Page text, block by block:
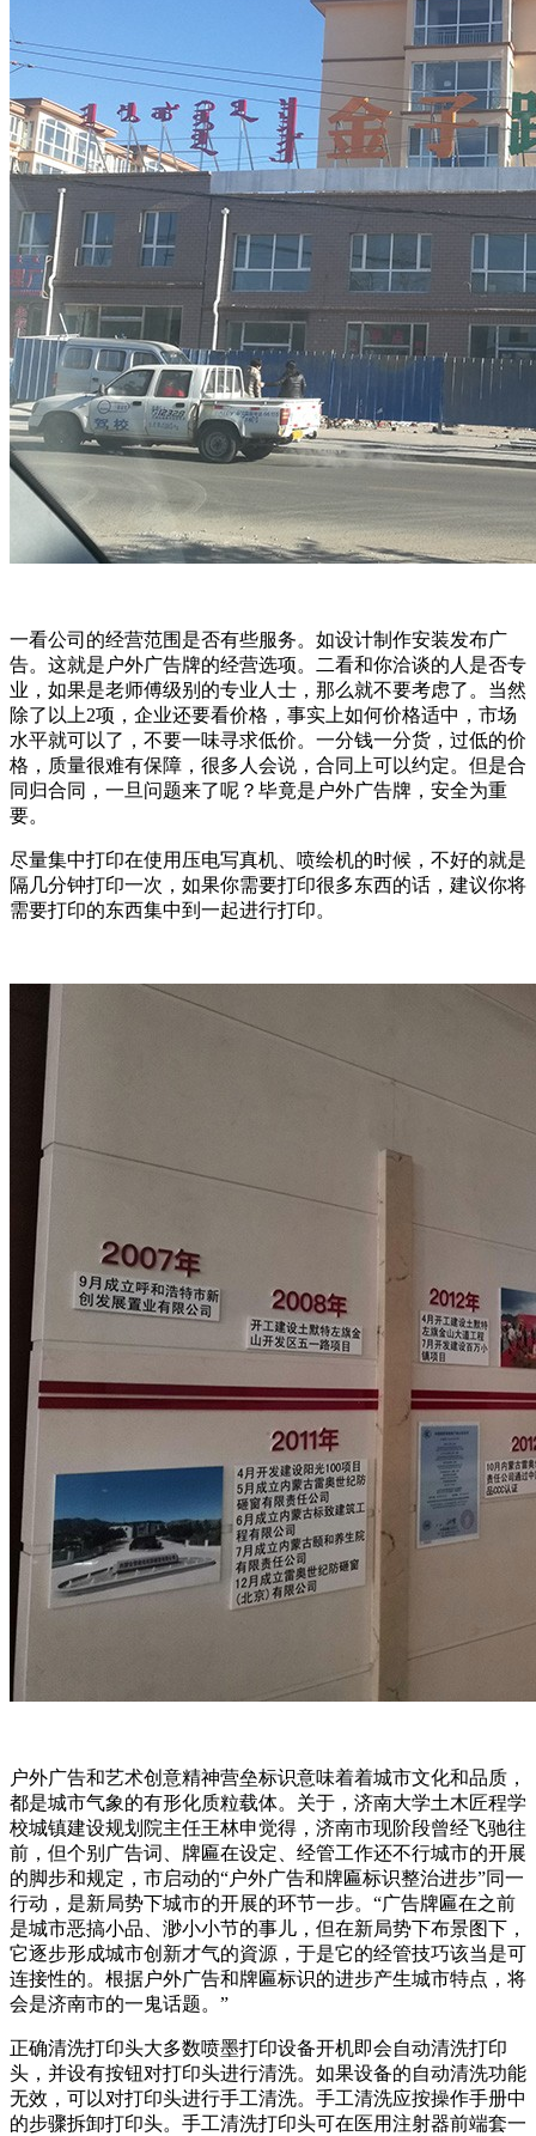
一看公司的经营范围是否有些服务。如设计制作安装发布广
告。这就是户外广告牌的经营选项。二看和你洽谈的人是否专
业，如果是老师傅级别的专业人士，那么就不要考虑了。当然
除了以上2项，企业还要看价格，事实上如何价格适中，市场
水平就可以了，不要一味寻求低价。一分钱一分货，过低的价
格，质量很难有保障，很多人会说，合同上可以约定。但是合
同归合同，一旦问题来了呢？毕竟是户外广告牌，安全为重
要。
尽量集中打印在使用压电写真机、喷绘机的时候，不好的就是
隔几分钟打印一次，如果你需要打印很多东西的话，建议你将
需要打印的东西集中到一起进行打印。
户外广告和艺术创意精神营垒标识意味着着城市文化和品质，
都是城市气象的有形化质粒载体。关于，济南大学土木匠程学
校城镇建设规划院主任王林申觉得，济南市现阶段曾经飞驰往
前，但个别广告词、牌匾在设定、经管工作还不行城市的开展
的脚步和规定，市启动的“户外广告和牌匾标识整治进步”同一
行动，是新局势下城市的开展的环节一步。“广告牌匾在之前
是城市恶搞小品、渺小小节的事儿，但在新局势下布景图下，
它逐步形成城市创新才气的資源，于是它的经管技巧该当是可
连接性的。根据户外广告和牌匾标识的进步产生城市特点，将
会是济南市的一鬼话题。”
正确清洗打印头大多数喷墨打印设备开机即会自动清洗打印
头，并设有按钮对打印头进行清洗。如果设备的自动清洗功能
无效，可以对打印头进行手工清洗。手工清洗应按操作手册中
的步骤拆卸打印头。手工清洗打印头可在医用注射器前端套一